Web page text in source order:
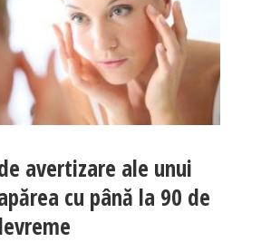
avertizare ale unui
cu până la 90 de